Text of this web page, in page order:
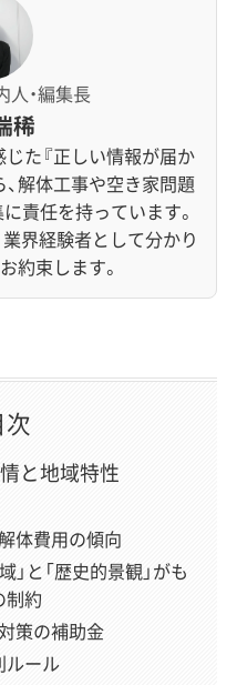
人・編集長
稀
た『正しい情報が届か
解体工事や空き家問題
責任を持っています。
業界経験者として分かり
約束します。
次
と地域特性
体費用の傾向
」と「歴史的景観」がも
制約
策の補助金
ルール